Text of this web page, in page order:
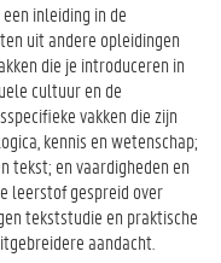
inleiding in de
uit andere opleidingen
die je introduceren in
cultuur en de
vakken die zijn
kennis en wetenschap;
tekst; en vaardigheden en
leerstof gespreid over
tekststudie en praktische
aandacht.